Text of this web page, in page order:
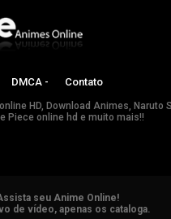
DMCA - Contato
HD, Download Animes, Naruto
Piece online hd e muito mais!!
seu Anime Online!
de vídeo, apenas os cataloga.